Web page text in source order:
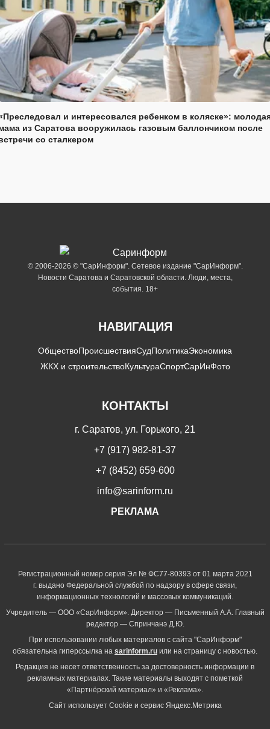
и интересовался ребенком в коляске»:
из Саратова вооружилась газовым баллончиком после
со сталкером
© 2006-2026 © "СарИнформ". Сетевое издание "СарИнформ".
Новости Саратова и Саратовской области. Люди, места,
события. 18+
НАВИГАЦИЯ
ОбществоПроисшествияСудПолитикаЭкономика
ЖКХ и строительствоКультураСпортСарИнФото
КОНТАКТЫ
г. Саратов, ул. Горького, 21
+7 (917) 982-81-37
+7 (8452) 659-600
info@sarinform.ru
РЕКЛАМА
Регистрационный номер серия Эл № ФС77-80393 от 01 марта 2021
г. выдано Федеральной службой по надзору в сфере связи,
информационных технологий и массовых коммуникаций.
Учредитель — ООО «СарИнформ». Директор — Письменный А.А. Главный
редактор — Спринчанэ Д.Ю.
При использовании любых материалов с сайта "СарИнформ"
обязательна гиперссылка на sarinform.ru или на страницу с новостью.
Редакция не несет ответственность за достоверность информации в
рекламных материалах. Такие материалы выходят с пометкой
«Партнёрский материал» и «Реклама».
Сайт использует Cookie и сервиc Яндекс.Метрика